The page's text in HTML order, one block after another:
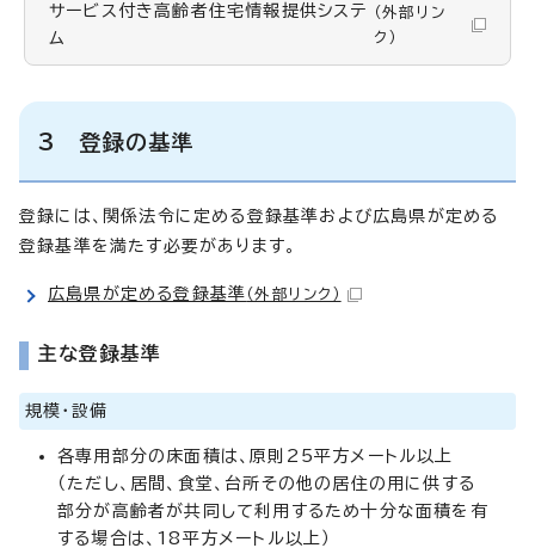
サービス付き高齢者住宅情報提供システ
ム
（外部リン
ク）
3 登録の基準
登録には、関係法令に定める登録基準および広島県が定める
登録基準を満たす必要があります。
広島県が定める登録基準 （外部リンク）
主な登録基準
規模・設備
各専用部分の床面積は、原則25平方メートル以上
（ただし、居間、食堂、台所その他の居住の用に供する
部分が高齢者が共同して利用するため十分な面積を有
する場合は、18平方メートル以上）